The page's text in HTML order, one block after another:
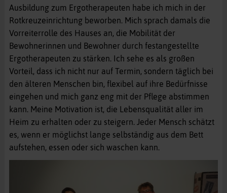
Ausbildung zum Ergotherapeuten habe ich mich in der
Rotkreuzeinrichtung beworben. Mich sprach damals die
Vorreiterrolle des Hauses an, die Mobilität der
Bewohnerinnen und Bewohner durch festangestellte
Ergotherapeuten zu stärken. Ich sehe es als großen
Vorteil, dass ich nicht nur auf Termin, sondern täglich bei
den älteren Menschen bin, flexibel auf ihre Bedürfnisse
eingehen und mich ganz eng mit der Pflege abstimmen
kann. Meine Motivation ist, die Lebensqualität aller im
Heim zu erhalten oder zu steigern. Jeder Mensch schätzt
es, wenn er möglichst lange selbständig aus dem Bett
aufstehen, essen oder sich waschen kann.